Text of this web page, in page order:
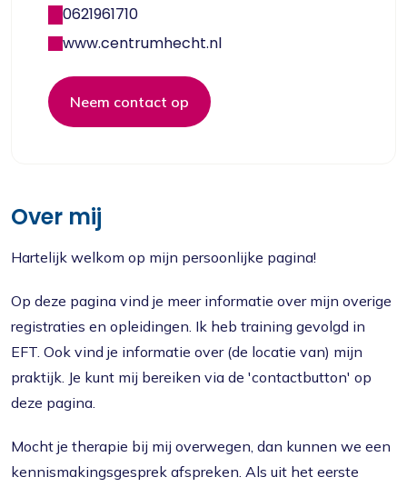
Over mij
Hartelijk welkom op mijn persoonlijke pagina!
Op deze pagina vind je meer informatie over mijn overige
registraties en opleidingen. Ik heb training gevolgd in
EFT. Ook vind je informatie over (de locatie van) mijn
praktijk. Je kunt mij bereiken via de 'contactbutton' op
deze pagina.
Mocht je therapie bij mij overwegen, dan kunnen we een
kennismakingsgesprek afspreken. Als uit het eerste
0621961710
www.centrumhecht.nl
Neem contact op